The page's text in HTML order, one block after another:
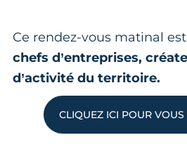
Ce rendez-vous matinal
chefs d’entreprises,
d’activité du territoire.
CLIQUEZ ICI POUR VOUS